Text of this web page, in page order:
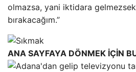
olmazsa, yani iktidara gelmezsek
bırakacağım.”
ANA SAYFAYA DÖNMEK İÇİN